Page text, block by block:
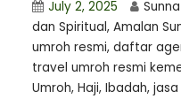
July 2, 2025 Sunna
dan Spiritual, Amalan
umroh resmi, ⁠daftar
travel umroh resmi
Umroh, Haji, Ibadah, jasa